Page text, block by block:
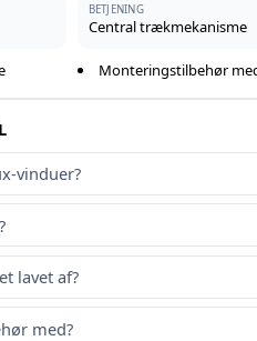
BETJENING
Central trækmekanisme
Monteringstilbehør
vinduer?
lavet af?
med?